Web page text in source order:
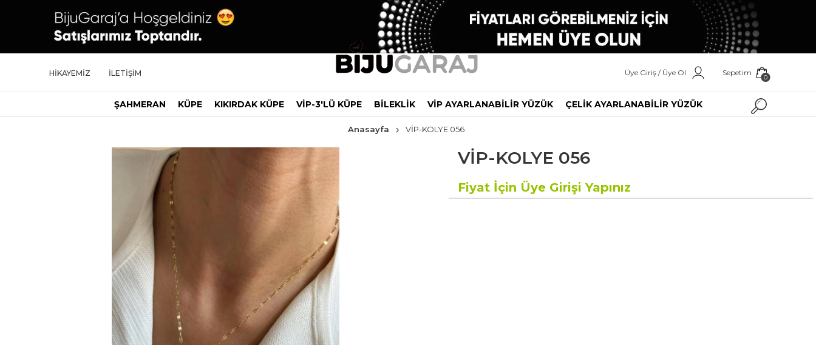
HİKAYEMİZ İLETİŞİM
ŞAHMERAN KÜPE KIKIRDAK KÜPE VİP-3'LÜ KÜPE BİLEKLİK VİP AYARLANABİLİR YÜZÜK ÇELİK AYARLANABİLİR YÜZÜK
Üye Giriş / Üye Ol Sepetim 0
Anasayfa VİP-KOLYE 056
VİP-KOLYE 056
Fiyat İçin Üye Girişi Yapınız